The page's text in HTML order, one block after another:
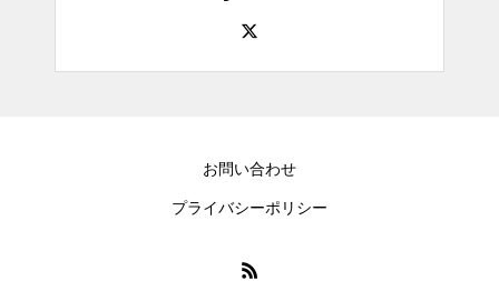
お問い合わせ
プライバシーポリシー